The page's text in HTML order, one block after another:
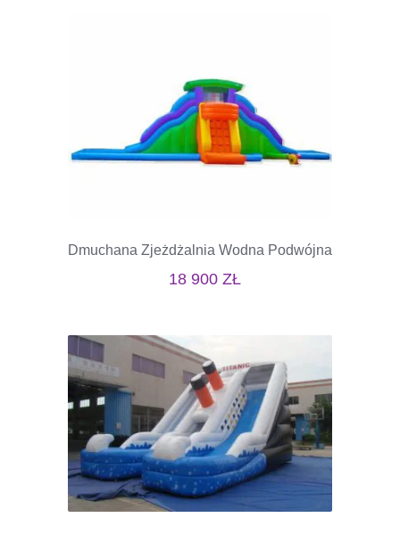
Dmuchana Zjeżdżalnia Wodna Podwójna
18 900 ZŁ